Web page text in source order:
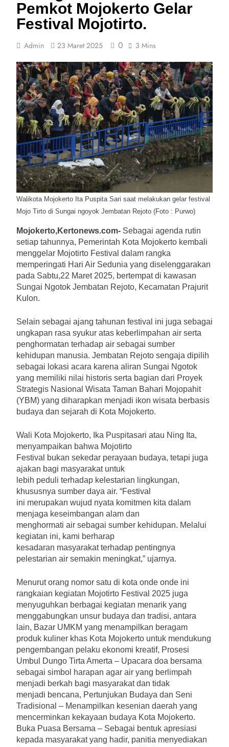
Pemkot Mojokerto Gelar
Festival Mojotirto.
Admin 23 Maret 2025 0 3 Mins
Walikota Mojokerto Ita Puspita Sari saat melakukan gelar festival
Mojo Tirto di Sungai ngoyok Jembatan Rejoto (Foto : Purwo)
Mojokerto,Kertonews.com- Sebagai agenda rutin
setiap tahunnya, Pemerintah Kota Mojokerto kembali
menggelar Mojotirto Festival dalam rangka
memperingati Hari Air Sedunia yang diselenggarakan
pada Sabtu,22 Maret 2025, bertempat di kawasan
Sungai Ngotok Jembatan Rejoto, Kecamatan Prajurit
Kulon.
Selain sebagai ajang tahunan festival ini juga sebagai
ungkapan rasa syukur atas keberlimpahan air serta
penghormatan terhadap air sebagai sumber
kehidupan manusia. Jembatan Rejoto sengaja dipilih
sebagai lokasi acara karena aliran Sungai Ngotok
yang memiliki nilai historis serta bagian dari Proyek
Strategis Nasional Wisata Taman Bahari Mojopahit
(YBM) yang diharapkan menjadi ikon wisata berbasis
budaya dan sejarah di Kota Mojokerto.
Wali Kota Mojokerto, Ika Puspitasari atau Ning Ita,
menyampaikan bahwa Mojotirto
Festival bukan sekedar perayaan budaya, tetapi juga
ajakan bagi masyarakat untuk
lebih peduli terhadap kelestarian lingkungan,
khususnya sumber daya air. “Festival
ini merupakan wujud nyata komitmen kita dalam
menjaga keseimbangan alam dan
menghormati air sebagai sumber kehidupan. Melalui
kegiatan ini, kami berharap
kesadaran masyarakat terhadap pentingnya
pelestarian air semakin meningkat,” ujarnya.
Menurut orang nomor satu di kota onde onde ini
rangkaian kegiatan Mojotirto Festival 2025 juga
menyuguhkan berbagai kegiatan menarik yang
menggabungkan unsur budaya dan tradisi, antara
lain, Bazar UMKM yang menampilkan beragam
produk kuliner khas Kota Mojokerto untuk mendukung
pengembangan pelaku ekonomi kreatif, Prosesi
Umbul Dungo Tirta Amerta – Upacara doa bersama
sebagai simbol harapan agar air yang berlimpah
menjadi berkah bagi masyarakat dan tidak
menjadi bencana, Pertunjukan Budaya dan Seni
Tradisional – Menampilkan kesenian daerah yang
mencerminkan kekayaan budaya Kota Mojokerto.
Buka Puasa Bersama – Sebagai bentuk apresiasi
kepada masyarakat yang hadir, panitia menyediakan